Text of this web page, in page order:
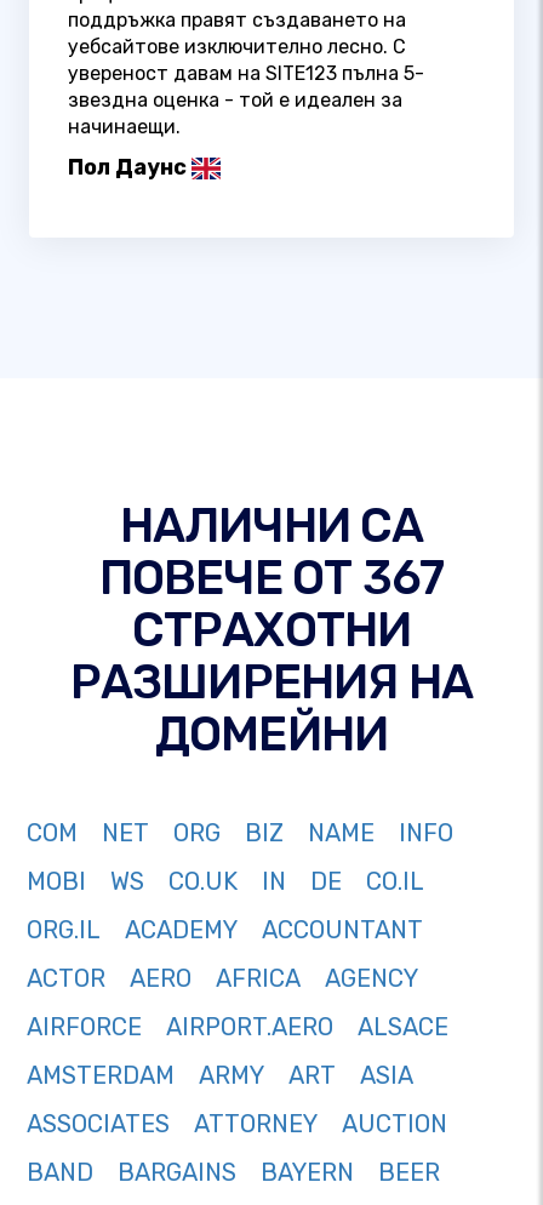
поддръжка правят създаването на
уебсайтове изключително лесно. С
увереност давам на SITE123 пълна 5-
звездна оценка - той е идеален за
начинаещи.
Пол Даунс
НАЛИЧНИ СА
ПОВЕЧЕ ОТ 367
СТРАХОТНИ
РАЗШИРЕНИЯ НА
ДОМЕЙНИ
COM NET ORG BIZ NAME
INFO
MOBI
WS CO.UK IN DE
CO.IL
ORG.IL
ACADEMY
ACCOUNTANT
ACTOR
AERO AFRICA
AGENCY
AIRFORCE
AIRPORT.AERO
ALSACE
AMSTERDAM
ARMY ART
ASIA
ASSOCIATES
ATTORNEY
AUCTION
BAND
BARGAINS BAYERN
BEER